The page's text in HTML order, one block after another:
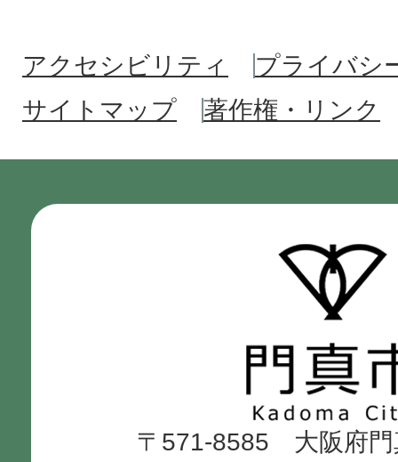
アクセシビリティ
プライバシ
サイトマップ
著作権・リンク
市
Kadoma
City
〒571-8585 大阪府門